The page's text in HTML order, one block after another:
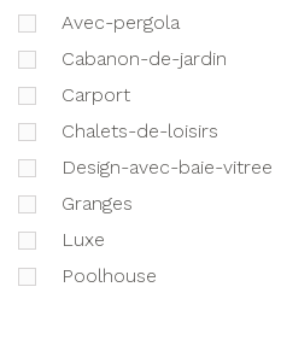
avec-pergola
cabanon-de-jardin
carport
chalets-de-loisirs
design-avec-baie-vitree
granges
luxe
poolhouse